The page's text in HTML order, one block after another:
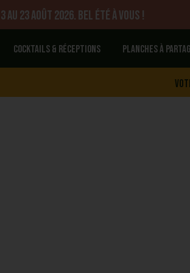
23 août 2026. Bel été à vous !
Cocktails & réceptions Planches à